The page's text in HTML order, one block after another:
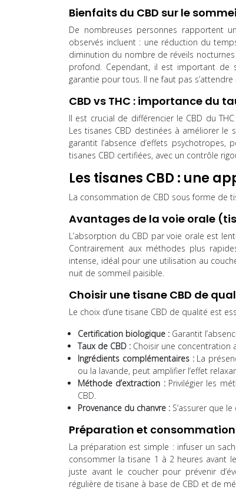
Bienfaits du CBD sur le
De nombreuses personnes rapportent
observés incluent : une réduction du
diminution du nombre de réveils
profond. Cependant, il est important de
garantie pour tous. Il ne faut pas
CBD vs THC : importance du
Il est crucial de différencier le CBD du
Les tisanes CBD destinées à améliorer le
garantit l’absence d’effets
tisanes CBD certifiées, avec un contrôle
Les tisanes CBD : une
La consommation de CBD sous forme de
Avantages de la voie orale
L’absorption du CBD par voie orale est
Contrairement aux méthodes plus
intense, idéal pour une utilisation au
nuit de sommeil paisible.
Choisir une tisane CBD de
Le choix d’une tisane CBD de qualité est
Certification biologique : Garantit
Taux de CBD : Choisir une concentration
Ingrédients complémentaires : La
ou la lavande, peut amplifier l’effet
Méthode d’extraction : Privilégier les
CBD.
Provenance du chanvre : S’assurer que
Préparation et
La préparation est simple : infuser un
consommer la tisane 1 à 2 heures avant
juste avant le coucher pour prévenir
régulière de tisane à base de CBD et de